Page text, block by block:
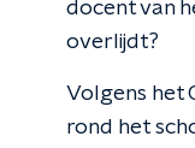
docent van
overlijdt?
Volgens het
rond het